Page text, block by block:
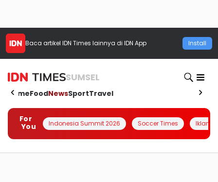
Baca artikel IDN Times lainnya di IDN App Install
SUMSEL
HomeFoodNewsSportTravel
For
You
Indonesia Summit 2026 Soccer Times Iklanin